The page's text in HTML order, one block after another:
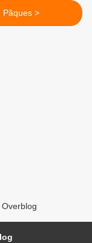
Pâques >